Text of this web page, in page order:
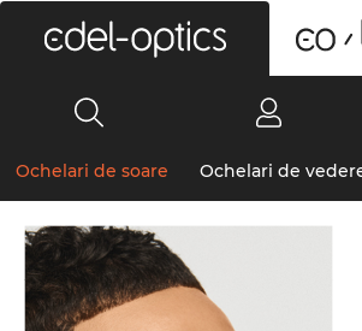
Ochelari de soare Ochelari de